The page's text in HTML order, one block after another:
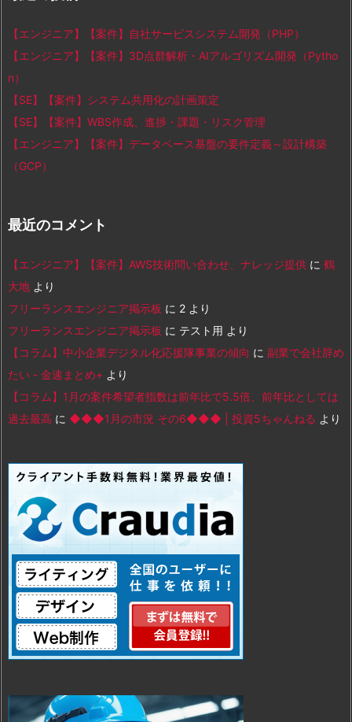
【エンジニア】【案件】自社サービスシステム開発（PHP）
【エンジニア】【案件】3D点群解析・AIアルゴリズム開発（Pytho
n）
【SE】【案件】システム共用化の計画策定
【SE】【案件】WBS作成、進捗・課題・リスク管理
【エンジニア】【案件】データベース基盤の要件定義～設計構築
（GCP）
最近のコメント
【エンジニア】【案件】AWS技術問い合わせ、ナレッジ提供 に 鶴
大地 より
フリーランスエンジニア掲示板 に 2 より
フリーランスエンジニア掲示板 に テスト用 より
【コラム】中小企業デジタル化応援隊事業の傾向 に 副業で会社辞め
たい - 金速まとめ+ より
【コラム】1月の案件希望者指数は前年比で5.5倍、前年比としては
過去最高 に ◆◆◆1月の市況 その6◆◆◆ | 投資5ちゃんねる より